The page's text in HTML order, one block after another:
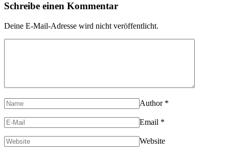
Schreibe einen Kommentar
Deine E-Mail-Adresse wird nicht veröffentlicht.
Author *
Email *
Website